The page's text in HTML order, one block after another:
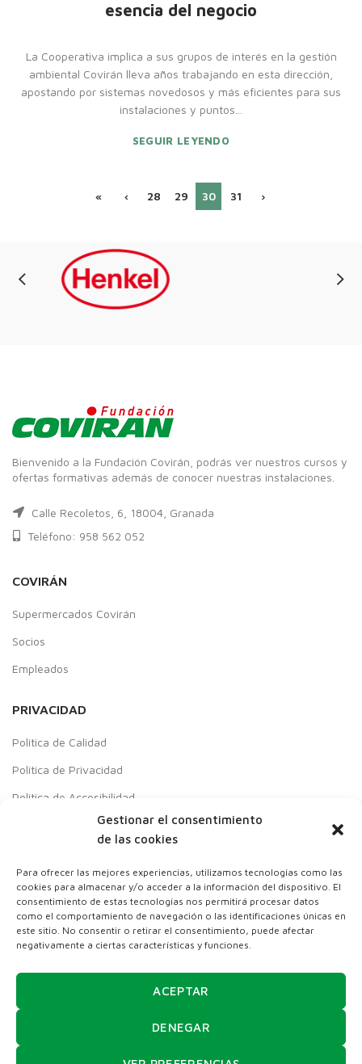
Gestionar el consentimiento
de las cookies
Para ofrecer las mejores experiencias, utilizamos tecnologías como las
cookies para almacenar y/o acceder a la información del dispositivo. El
consentimiento de estas tecnologías nos permitirá procesar datos
como el comportamiento de navegación o las identificaciones únicas en
este sitio. No consentir o retirar el consentimiento, puede afectar
negativamente a ciertas características y funciones.
ACEPTAR
DENEGAR
esencia del negocio
La Cooperativa implica a sus grupos de interés en la gestión
ambiental Covirán lleva años trabajando en esta dirección,
apostando por sistemas novedosos y más eficientes para sus
instalaciones y puntos...
SEGUIR LEYENDO
« ‹ 28 29 30 31 ›
Bienvenido a la Fundación Covirán, podrás ver nuestros cursos y
ofertas formativas además de conocer nuestras instalaciones.
Calle Recoletos, 6, 18004, Granada
Teléfono: 958 562 052
COVIRÁN
Supermercados Covirán
Socios
Empleados
PRIVACIDAD
Política de Calidad
Política de Privacidad
Política de Accesibilidad
Contacto
Responsabilidad Social Empresarial
Colaboraciones con: